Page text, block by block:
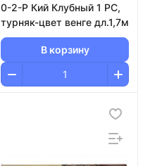
0-2-Р Кий Клубный 1 РС,
турняк-цвет венге дл.1,7м
В корзину